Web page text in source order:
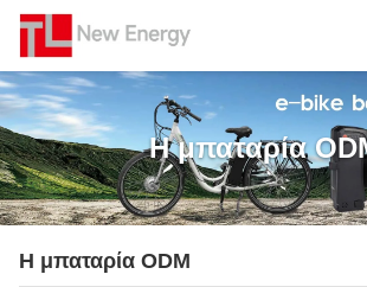
Η μπαταρία
Η μπαταρία ODM